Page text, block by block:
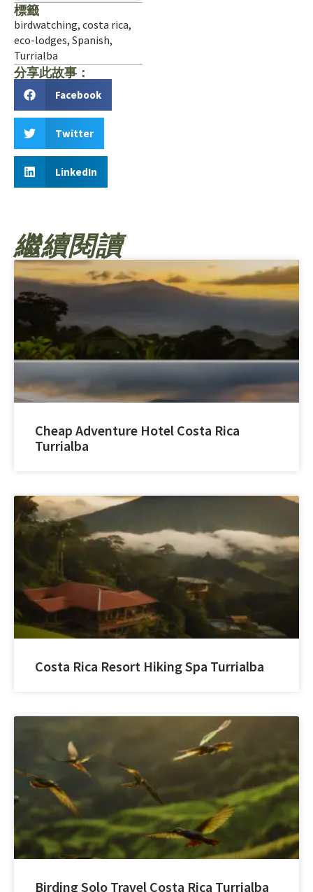
標籤
birdwatching, costa rica,
eco-lodges, Spanish,
Turrialba
分享此故事：
Facebook
Twitter
LinkedIn
繼續閱讀
Cheap Adventure Hotel Costa Rica
Turrialba
Costa Rica Resort Hiking Spa Turrialba
Birding Solo Travel Costa Rica Turrialba